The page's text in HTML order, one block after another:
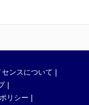
センスについて
リシー